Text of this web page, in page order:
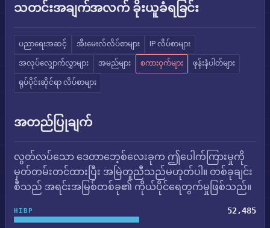
သတင်းအချက်အလက် ခိုးယူခံရခြင်း
ပညာရေးအဆင့် အီးမေးလ်လိပ်စာများ IP လိပ်စာများ
အလုပ်လျှောက်လွှာများ အမည်များ စကားဝှက်များ ဖုန်းနံပါတ်များ
ရုပ်ပိုင်းဆိုင်ရာ လိပ်စာများ
အတည်ပြုချက်
လွတ်လပ်သော ဒေတာဘေ့စ်လေးခုက ဤပေါက်ကြားမှုကို
မှတ်တမ်းတင်ထားပြီး အမြဲတူညီသည်မဟုတ်ပါ။ တစ်ခုချင်း
စီသည် အရင်းအမြစ်တစ်ခု၏ ကိုယ်ပိုင်ရေတွက်မှုဖြစ်သည်။
HIBP 52,485